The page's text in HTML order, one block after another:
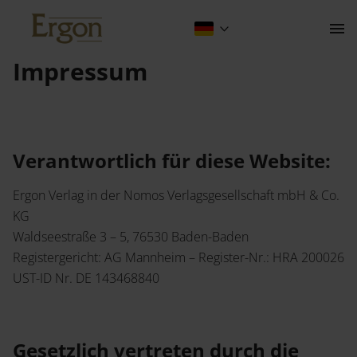
Der Verlag
Programm
Fachbereiche
Impressum
Impressum
Verantwortlich für diese Website:
Ergon Verlag in der Nomos Verlagsgesellschaft mbH & Co.
KG
Waldseestraße 3 – 5, 76530 Baden-Baden
Registergericht: AG Mannheim – Register-Nr.: HRA 200026
UST-ID Nr. DE 143468840
Gesetzlich vertreten durch die